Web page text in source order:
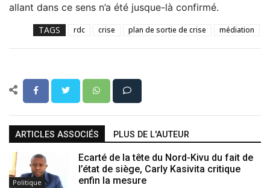
allant dans ce sens n’a été jusque-là confirmé.
TAGS rdc crise plan de sortie de crise médiation
ARTICLES ASSOCIÉS PLUS DE L'AUTEUR
Politique
Ecarté de la tête du Nord-Kivu du fait de
l’état de siège, Carly Kasivita critique
enfin la mesure